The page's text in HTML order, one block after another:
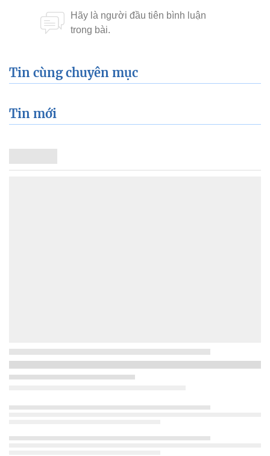
Tin cùng chuyên mục
Tin mới